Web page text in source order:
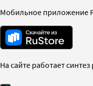
Мобильное приложение
На сайте работает синтез